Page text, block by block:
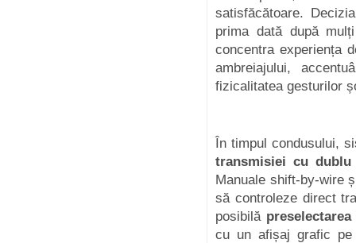
satisfăcătoare.
prima dată după
concentra experiența
ambreiajului,
fizicalitatea gesturilor
În timpul condusului,
transmisiei cu dublu
Manuale shift-by-wire
să controleze direct
posibilă
cu un afișaj grafic